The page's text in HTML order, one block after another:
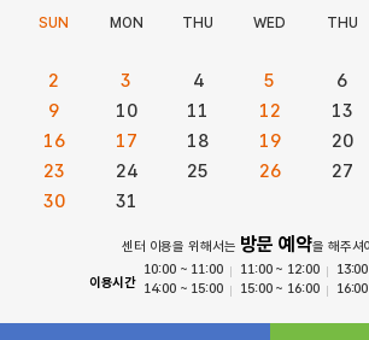
SUN MON THU WED THU
2
3 4 5 6
9
10 11 12 13
16
17 18 19 20
23
24 25 26 27
30
31
센터 이용을 위해서는 방문 예약을 해주셔
이용시간
10:00 ~ 11:00 11:00 ~ 12:00
14:00 ~ 15:00
15:00 ~ 16:00